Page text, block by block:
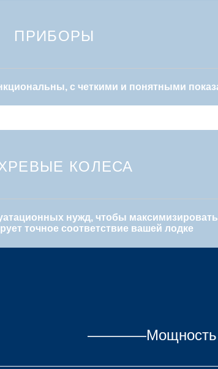
ПРИБОРЫ
с четкими и понятными
КОЛЕСА
нужд, чтобы
точное соответствие вашей лодке
————Мощность